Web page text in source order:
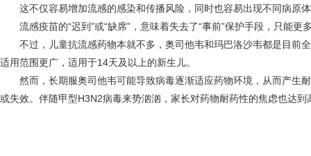
这不仅容易增加流感的感染和传播风险，同时也容易出现不同病原体
流感疫苗的“迟到”或“缺席”，意味着失去了“事前”保护手段，只能更
不过，儿童抗流感药物本就不多，奥司他韦和玛巴洛沙韦都是目前
适用范围更广，适用于14天及以上的新生儿。
然而，长期服奥司他韦可能导致病毒逐渐适应药物环境，从而产生
或失效。伴随甲型H3N2病毒来势汹汹，家长对药物耐药性的焦虑也达到